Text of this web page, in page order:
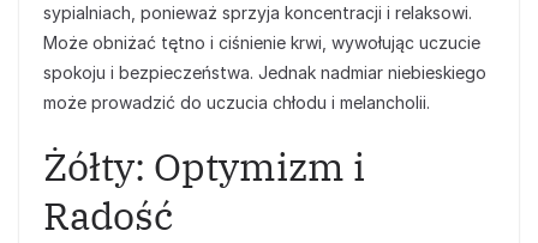
sypialniach, ponieważ sprzyja koncentracji i relaksowi.
Może obniżać tętno i ciśnienie krwi, wywołując uczucie
spokoju i bezpieczeństwa. Jednak nadmiar niebieskiego
może prowadzić do uczucia chłodu i melancholii.
Żółty: Optymizm i
Radość